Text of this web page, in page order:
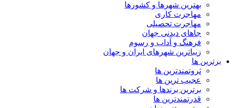
بهترین شهرها و کشورها
مهاجرت کاری
مهاجرت تحصیلی
جاهای دیدنی جهان
فرهنگ و آداب و رسوم
زیباترین شهرهای ایران و جهان
برترین ها
ثروتمندترین ها
عجیب ترین ها
برترین برندها و شرکت ها
قدرتمندترین ها